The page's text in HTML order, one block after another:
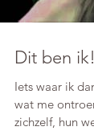
Dit ben ik!
Iets waar ik
wat me
zichzelf, hun